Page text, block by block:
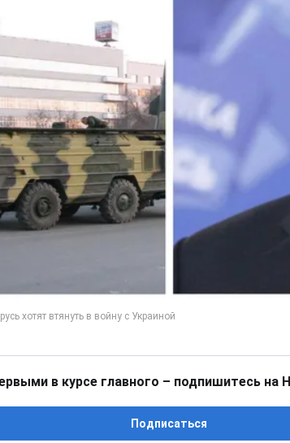
в курсе главного – подпишитесь на
Подписаться